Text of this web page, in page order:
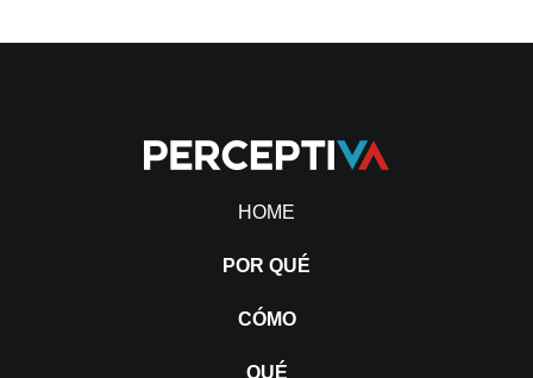
HOME
POR QUÉ
CÓMO
QUÉ